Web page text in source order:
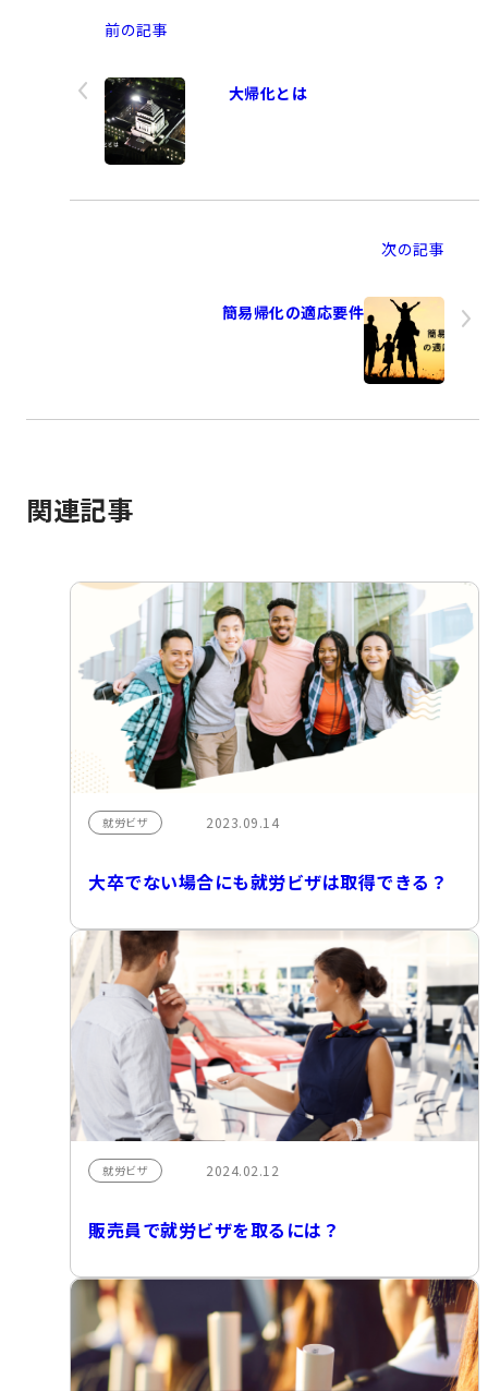
前の記事
大帰化とは
次の記事
簡易帰化の適応要件
関連記事
就労ビザ 2023.09.14
大卒でない場合にも就労ビザは取得できる？
就労ビザ 2024.02.12
販売員で就労ビザを取るには？